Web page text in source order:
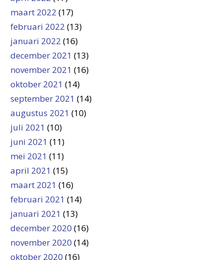
maart 2022 (17)
februari 2022 (13)
januari 2022 (16)
december 2021 (13)
november 2021 (16)
oktober 2021 (14)
september 2021 (14)
augustus 2021 (10)
juli 2021 (10)
juni 2021 (11)
mei 2021 (11)
april 2021 (15)
maart 2021 (16)
februari 2021 (14)
januari 2021 (13)
december 2020 (16)
november 2020 (14)
oktober 2020 (16)